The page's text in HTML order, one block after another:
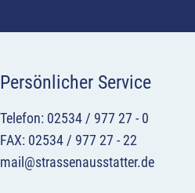
Persönlicher Service
Telefon: 02534 / 977 27 - 0
FAX: 02534 / 977 27 - 22
mail@strassenausstatter.de